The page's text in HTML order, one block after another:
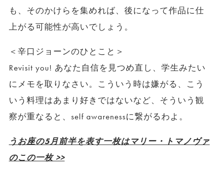
も、そのかけらを集めれば、後になって作品に仕
上がる可能性が高いでしょう。
＜辛口ジョーンのひとこと＞
Revisit you! あなた自信を見つめ直し、学生みたい
にメモを取りなさい。こういう時は嫌がる、こう
いう料理はあまり好きではないなど、そういう観
察が重なると、self awarenessに繋がるわよ。
うお座の5月前半を表す一枚はマリー・トマノヴァ
のこの一枚 >>